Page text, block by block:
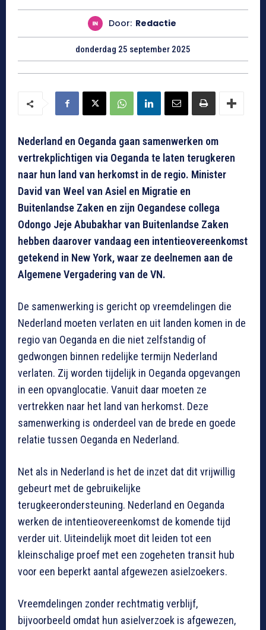
Door: Redactie
donderdag 25 september 2025
Nederland en Oeganda gaan samenwerken om
vertrekplichtigen via Oeganda te laten terugkeren
naar hun land van herkomst in de regio. Minister
David van Weel van Asiel en Migratie en
Buitenlandse Zaken en zijn Oegandese collega
Odongo Jeje Abubakhar van Buitenlandse Zaken
hebben daarover vandaag een intentieovereenkomst
getekend in New York, waar ze deelnemen aan de
Algemene Vergadering van de VN.
De samenwerking is gericht op vreemdelingen die
Nederland moeten verlaten en uit landen komen in de
regio van Oeganda en die niet zelfstandig of
gedwongen binnen redelijke termijn Nederland
verlaten. Zij worden tijdelijk in Oeganda opgevangen
in een opvanglocatie. Vanuit daar moeten ze
vertrekken naar het land van herkomst. Deze
samenwerking is onderdeel van de brede en goede
relatie tussen Oeganda en Nederland.
Net als in Nederland is het de inzet dat dit vrijwillig
gebeurt met de gebruikelijke
terugkeerondersteuning. Nederland en Oeganda
werken de intentieovereenkomst de komende tijd
verder uit. Uiteindelijk moet dit leiden tot een
kleinschalige proef met een zogeheten transit hub
voor een beperkt aantal afgewezen asielzoekers.
Vreemdelingen zonder rechtmatig verblijf,
bijvoorbeeld omdat hun asielverzoek is afgewezen,